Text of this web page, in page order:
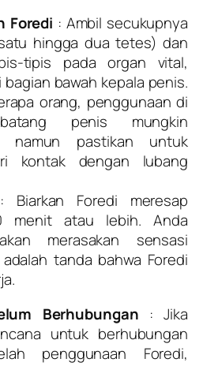
Foredi : Ambil secukupnya
hingga dua tetes) dan
tipis pada organ vital,
bawah kepala penis.
orang, penggunaan di
penis mungkin
namun pastikan untuk
kontak dengan lubang
: Biarkan Foredi meresap
menit atau lebih. Anda
merasakan sensasi
tanda bahwa Foredi
Berhubungan : Jika
untuk berhubungan
penggunaan Foredi,